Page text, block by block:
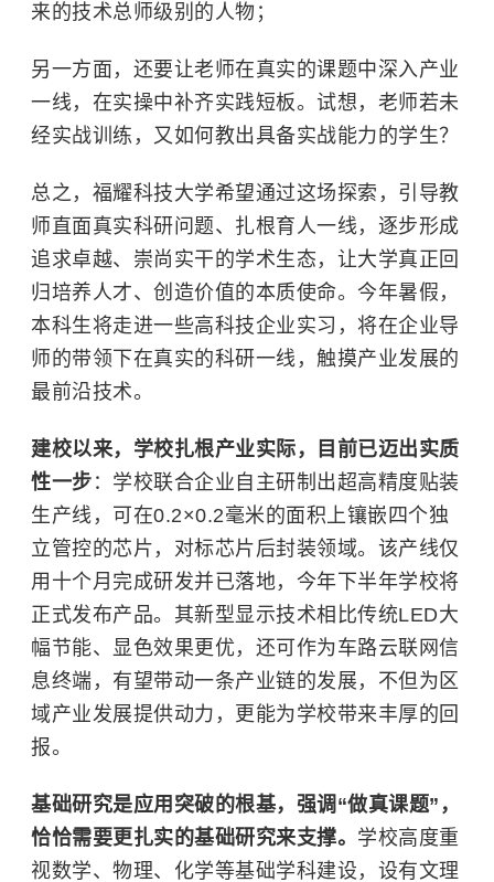
来的技术总师级别的人物；
另一方面，还要让老师在真实的课题中深入产业
一线，在实操中补齐实践短板。试想，老师若未
经实战训练，又如何教出具备实战能力的学生？
总之，福耀科技大学希望通过这场探索，引导教
师直面真实科研问题、扎根育人一线，逐步形成
追求卓越、崇尚实干的学术生态，让大学真正回
归培养人才、创造价值的本质使命。今年暑假，
本科生将走进一些高科技企业实习，将在企业导
师的带领下在真实的科研一线，触摸产业发展的
最前沿技术。
建校以来，学校扎根产业实际，目前已迈出实质
性一步 ：学校联合企业自主研制出超高精度贴装
生产线，可在0.2×0.2毫米的面积上镶嵌四个独
立管控的芯片，对标芯片后封装领域。该产线仅
用十个月完成研发并已落地，今年下半年学校将
正式发布产品。其新型显示技术相比传统LED大
幅节能、显色效果更优，还可作为车路云联网信
息终端，有望带动一条产业链的发展，不但为区
域产业发展提供动力，更能为学校带来丰厚的回
报。
基础研究是应用突破的根基，强调“做真课题”，
恰恰需要更扎实的基础研究来支撑。 学校高度重
视数学、物理、 化学等基础学科建设，设有文理